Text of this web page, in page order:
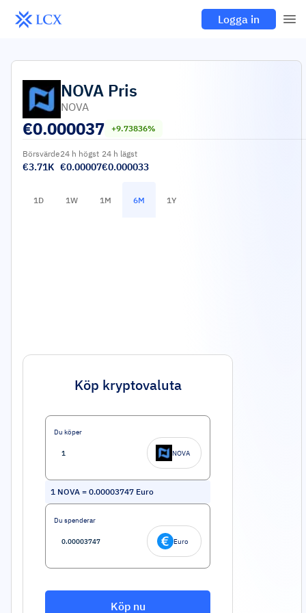
Logga in
NOVA Pris
NOVA
€0.000037 +9.73836%
Börsvärde
€3.71K
24 h högst
€0.00007
24 h lägst
€0.000033
1D 1W 1M 6M 1Y
Köp kryptovaluta
Du köper
NOVA
1 NOVA = 0.00003747 Euro
Du spenderar
Euro
Köp nu